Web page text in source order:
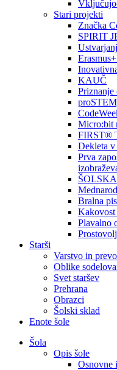
Stari projekti
Značka
SPIRIT
KAUČ
Priznanje
Micro:bit
FIRST®
Dekleta
Prva
ŠOLSKA
Bralna
Plavalno
Starši
Varstvo in
Oblike
Svet staršev
Prehrana
Obrazci
Šolski sklad
Enote šole
Šola
Opis šole
Osnovne